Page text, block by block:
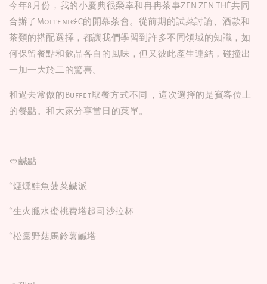
今年8月份，我的小慶典很榮幸和冉冉茶事ZEN ZEN THÉ共同
合辦了Molteni&C的開幕茶會。從前期的試菜討論、酒款和
茶類的搭配選擇，都讓我們學習到許多不同領域的知識，如
何保留餐點和飲品各自的風味，但又彼此產生連結，碰撞出
一加一大於二的驚喜。
和過去常做的Buffet取餐方式不同 ，這次選擇的是賓客位上
的餐點。和大家分享當日的菜單。
🥙鹹點
*煙燻鮭魚菠菜鹹派
*生火腿水蜜桃費塔起司沙拉杯
*松露野菇馬鈴薯鹹塔